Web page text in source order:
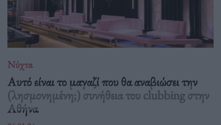
Νύχτα
Αυτό είναι το μαγαζί που θα αναβιώσει την
(λησμονημένη;) συνήθεια του clubbing στην
Αθήνα